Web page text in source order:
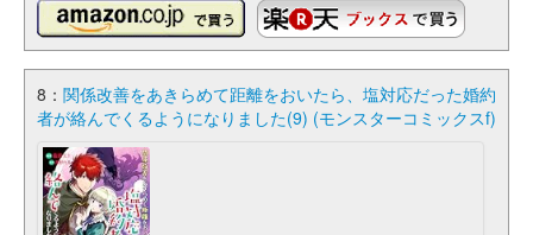
8： 関係改善をあきらめて距離をおいたら、塩対応だった婚約
者が絡んでくるようになりました(9) (モンスターコミックスf)